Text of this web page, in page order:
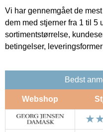
Vi har gennemgået de
dem med stjerner fra 1 til 5
sortimentstørrelse,
betingelser,
Bedst
Webshop